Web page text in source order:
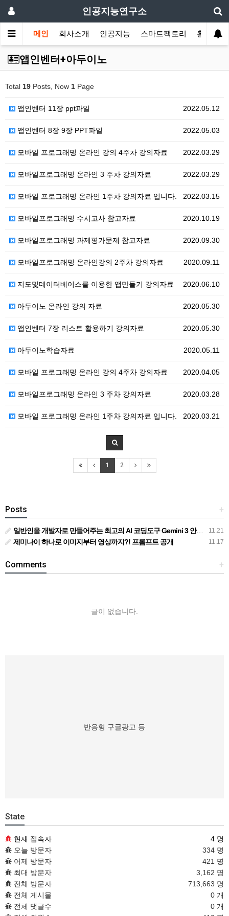
인공지능연구소
메인 회사소개 인공지능 스마트팩토리 홀로그램
앱인벤터+아두이노
Total 19 Posts, Now 1 Page
2022.05.12
앱인벤터 11장 ppt파일
2022.05.03
앱인벤터 8장 9장 PPT파일
2022.03.29
모바일 프로그래밍 온라인 강의 4주차 강의자료
2022.03.29
모바일프로그래밍 온라인 3 주차 강의자료
2022.03.15
모바일 프로그래밍 온라인 1주차 강의자료 입니다.
2020.10.19
모바일프로그래밍 수시고사 참고자료
2020.09.30
모바일프로그래밍 과제평가문제 참고자료
2020.09.11
모바일프로그래밍 온라인강의 2주차 강의자료
2020.06.10
지도및데이터베이스를 이용한 앱만들기 강의자료
2020.05.30
아두이노 온라인 강의 자료
2020.05.30
앱인벤터 7장 리스트 활용하기 강의자료
2020.05.11
아두이노학습자료
2020.04.05
모바일 프로그래밍 온라인 강의 4주차 강의자료
2020.03.28
모바일프로그래밍 온라인 3 주차 강의자료
2020.03.21
모바일 프로그래밍 온라인 1주차 강의자료 입니다.
1 2
+
Posts
11.21
일반인을 개발자로 만들어주는 최고의 AI 코딩도구 Gemini 3 안티그래비티
11.17
제미나이 하나로 이미지부터 영상까지?! 프롬프트 공개
+
Comments
글이 없습니다.
반응형 구글광고 등
State
현재 접속자
4 명
오늘 방문자
334 명
어제 방문자
421 명
최대 방문자
3,162 명
전체 방문자
713,663 명
전체 게시물
0 개
전체 댓글수
0 개